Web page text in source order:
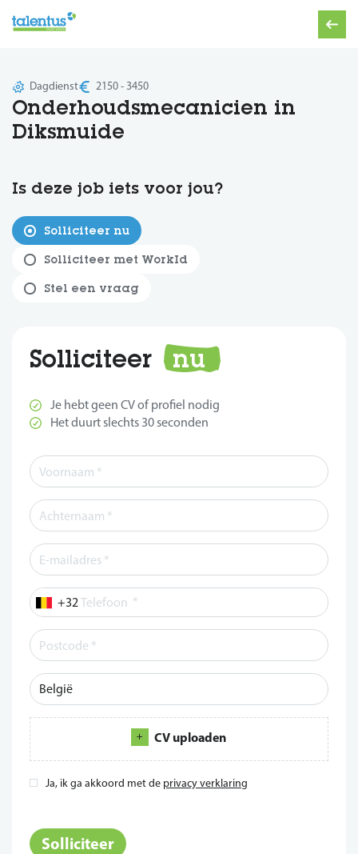
Onderhoudsmecanicien in
Diksmuide
Dagdienst 2150 - 3450
Is deze job iets voor jou?
Solliciteer nu
Solliciteer met WorkId
Stel een vraag
Solliciteer nu
Je hebt geen CV of profiel nodig
Het duurt slechts 30 seconden
Telefoon *
CV uploaden
Ja, ik ga akkoord met de privacy verklaring
Solliciteer